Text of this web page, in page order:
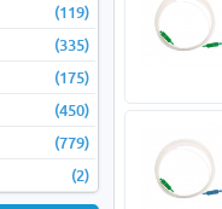
(119)
(335)
(175)
(450)
(779)
(2)